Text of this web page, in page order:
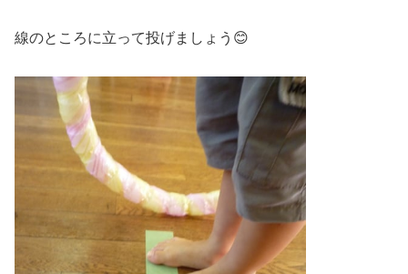
線のところに立って投げましょう😊